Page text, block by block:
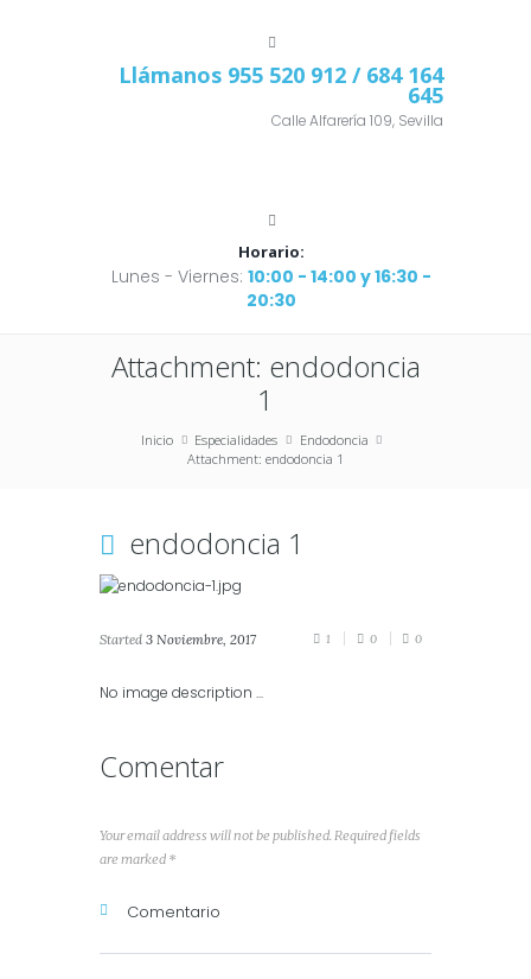
Llámanos 955 520 912 / 684 164
645
Calle Alfarería 109, Sevilla
Horario:
Lunes - Viernes: 10:00 - 14:00 y 16:30 -
20:30
Attachment: endodoncia
1
Inicio Especialidades
Endodoncia
Attachment: endodoncia 1
endodoncia 1
Started 3 Noviembre, 2017 1 0 0
No image description ...
Comentar
Your email address will not be published. Required fields
are marked *